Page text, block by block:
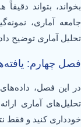
بخواند، بتواند
جامعه آماری،
تحلیل آماری توضیح
فصل چهارم:
در این فصل،
تحلیل‌های آماری
خودداری کنید و فقط